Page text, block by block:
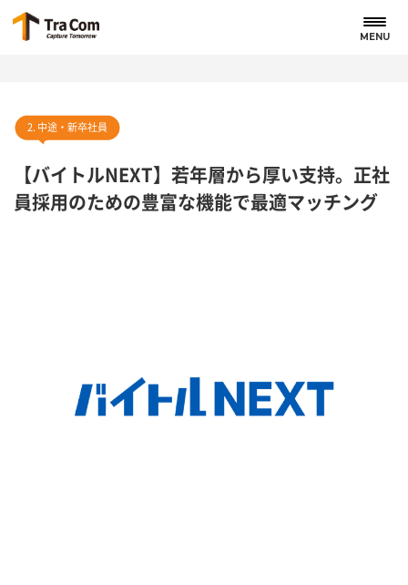
MENU
2. 中途・新卒社員
【バイトルNEXT】若年層から厚い支持。正社
員採用のための豊富な機能で最適マッチング